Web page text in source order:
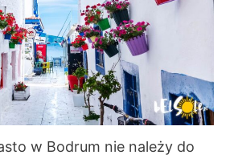
w Bodrum nie należy do